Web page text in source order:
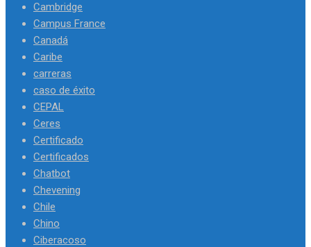
Cambridge
Campus France
Canadá
Caribe
carreras
caso de éxito
CEPAL
Ceres
Certificado
Certificados
Chatbot
Chevening
Chile
Chino
Ciberacoso